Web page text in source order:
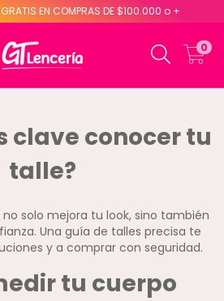
EN COMPRAS DE $100.000 o +
0
clave conocer tu
talle?
solo mejora tu look, sino también
Una guía de talles precisa te
y a comprar con seguridad.
tu cuerpo